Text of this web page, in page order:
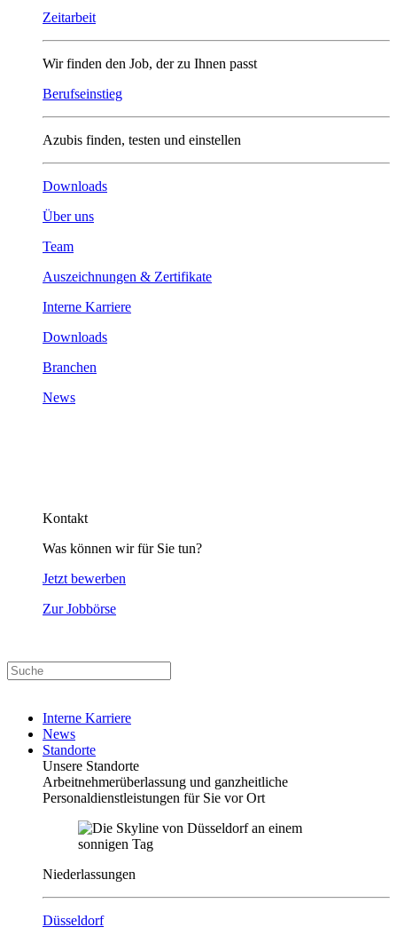
Zeitarbeit
Wir finden den Job, der zu Ihnen passt
Berufseinstieg
Azubis finden, testen und einstellen
Downloads
Über uns
Team
Auszeichnungen & Zertifikate
Interne Karriere
Downloads
Branchen
News
Kontakt
Was können wir für Sie tun?
Jetzt bewerben
Zur Jobbörse
Interne Karriere
News
Standorte
Unsere Standorte
Arbeitnehmerüberlassung und ganzheitliche
Personaldienstleistungen für Sie vor Ort
Niederlassungen
Düsseldorf